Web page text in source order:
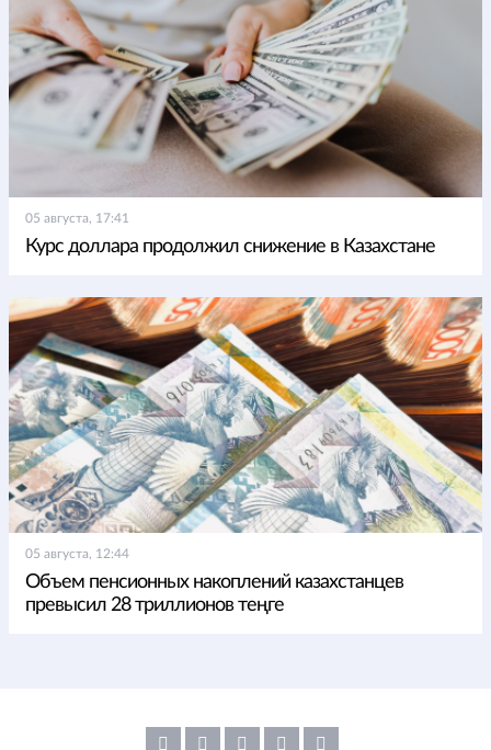
05 августа, 17:41
Курс доллара продолжил снижение в Казахстане
05 августа, 12:44
Объем пенсионных накоплений казахстанцев
превысил 28 триллионов теңге